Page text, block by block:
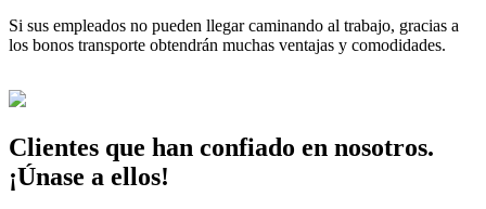
Si sus empleados no pueden llegar caminando al trabajo, gracias a
los bonos transporte obtendrán muchas ventajas y comodidades.
Clientes que han confiado en nosotros.
¡Únase a ellos!